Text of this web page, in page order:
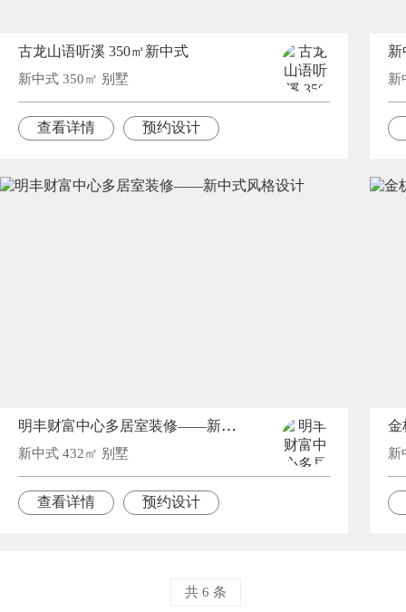
古龙山语听溪 350㎡新中式
新中式 350㎡ 别墅
查看详情 预约设计
新
新
明丰财富中心多居室装修——新中式风格设计
新中式 432㎡ 别墅
查看详情 预约设计
金
新
共 6 条